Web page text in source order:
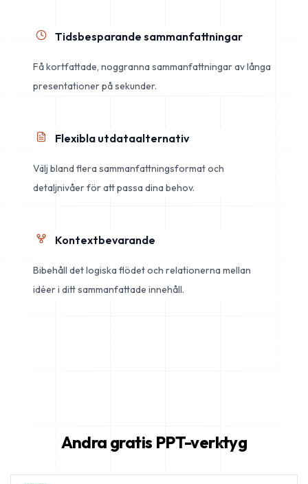
Tidsbesparande sammanfattningar
Få kortfattade, noggranna sammanfattningar av långa
presentationer på sekunder.
Flexibla utdataalternativ
Välj bland flera sammanfattningsformat och
detaljnivåer för att passa dina behov.
Kontextbevarande
Bibehåll det logiska flödet och relationerna mellan
idéer i ditt sammanfattade innehåll.
Andra gratis PPT-verktyg